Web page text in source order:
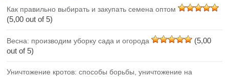
Как правильно выбирать и закупать семена оптом
(5,00 out of 5)
Весна: производим уборку сада и огорода
(5,00
out of 5)
Уничтожение кротов: способы борьбы, уничтожение на